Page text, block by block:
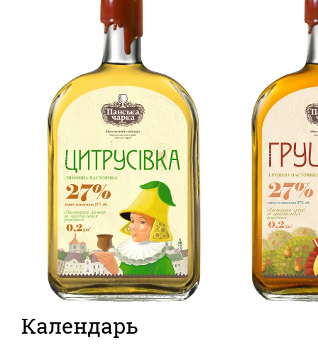
Календарь